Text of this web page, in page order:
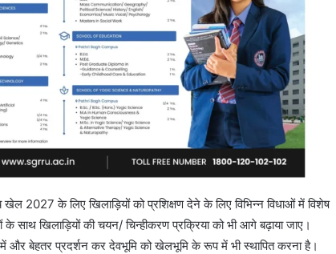
खेल 2027 के लिए खिलाड़ियों को प्रशिक्षण देने के लिए विभिन्न विधाओं में विशेष
साथ खिलाड़ियों की चयन/ चिन्हीकरण प्रक्रिया को भी आगे बढ़ाया जाए।
में और बेहतर प्रदर्शन कर देवभूमि को खेलभूमि के रूप में भी स्थापित करना है।